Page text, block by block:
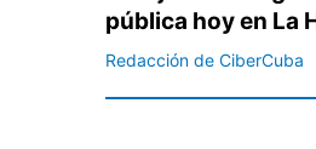
pública hoy en La
Redacción de CiberCuba